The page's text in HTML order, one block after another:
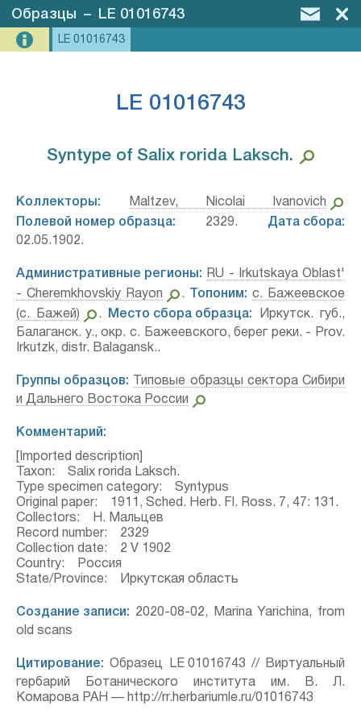
Образцы – LE 01016743
LE 01016743
LE 01016743
Syntype of Salix rorida Laksch.⁣
Коллекторы:
Maltzev, Nicolai Ivanovich
Полевой номер образца: 2329. Дата сбора:
02.05.1902.
Административные регионы:
RU - Irkutskaya Oblast'
- Cheremkhovskiy Rayon
. Топоним: с. Бажеевское
(с. Бажей)
. Место сбора образца: Иркутск. губ.,
Балаганск. у., окр. с. Бажеевского, берег реки. - Prov.
Irkutzk, distr. Balagansk..
Группы образцов:
Типовые образцы сектора Сибири
и Дальнего Востока России
Комментарий:
[Imported description]
Taxon: Salix rorida Laksch.
Type specimen category: Syntypus
Original paper: 1911, Sched. Herb. Fl. Ross. 7, 47: 131.
Collectors: Н. Мальцев
Record number: 2329
Collection date: 2 V 1902
Country: Россия
State/Province: Иркутская область
Создание записи: 2020-08-02, Marina Yarichina, from
old scans
Цитирование: Образец LE 01016743 // Виртуальный
гербарий Ботанического института им. В. Л.
Комарова РАН — http://rr.herbariumle.ru/01016743